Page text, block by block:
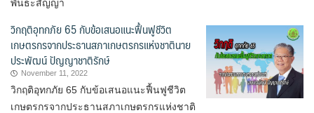
พันธะสัญญา
วิกฤติอุทกภัย 65 กับข้อเสนอแนะฟื้นฟูชีวิต
เกษตรกรจากประธานสภาเกษตรกรแห่งชาตินาย
ประพัฒน์ ปัญญาชาติรักษ์
November 11, 2022
วิกฤติอุทกภัย 65 กับข้อเสนอแนะฟื้นฟูชีวิต
เกษตรกรจากประธานสภาเกษตรกรแห่งชาติ